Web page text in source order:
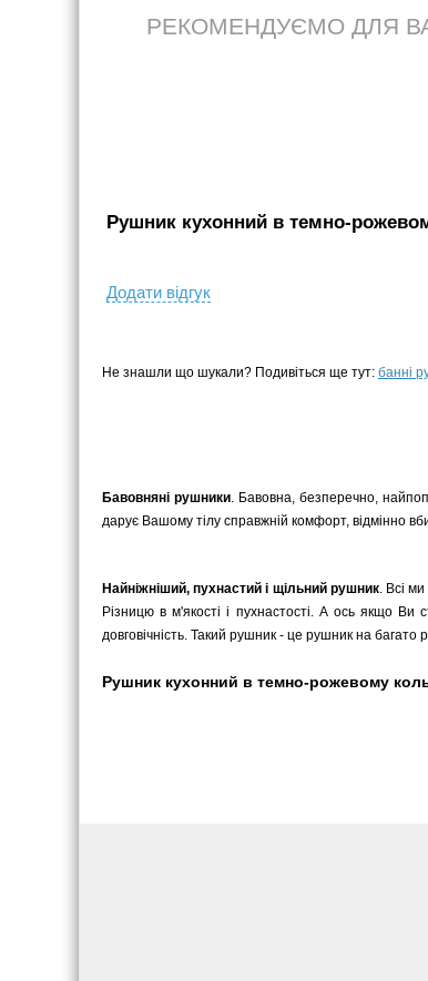
РЕКОМЕНДУЄМО ДЛЯ
Рушник кухонний в темно-
Додати вiдгук
Не знашли що шукали? Подивіться ще тут: банні
Бавовняні рушники. Бавовна, безперечно,
дарує Вашому тілу справжній комфорт, відмінно
Найніжніший, пухнастий і щільний рушник. Всі
Різницю в м'якості і пухнастості. А ось якщо
довговічність. Такий рушник - це рушник на багато
Рушник кухонний в темно-рожевому